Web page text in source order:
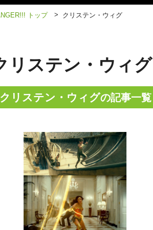
トップ > クリステン・ウィグ
リステン・ウィグ
クリステン・ウィグの記事一覧